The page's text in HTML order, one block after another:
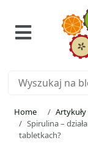
Home
Artykuły
Spirulina –
tabletkach?